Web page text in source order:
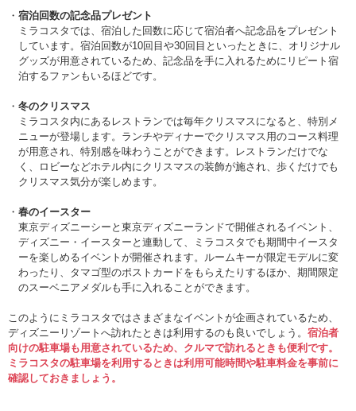
宿泊回数の記念品プレゼント
ミラコスタでは、宿泊した回数に応じて宿泊者へ記念品をプレゼント
しています。宿泊回数が10回目や30回目といったときに、オリジナル
グッズが用意されているため、記念品を手に入れるためにリピート宿
泊するファンもいるほどです。
冬のクリスマス
ミラコスタ内にあるレストランでは毎年クリスマスになると、特別メ
ニューが登場します。ランチやディナーでクリスマス用のコース料理
が用意され、特別感を味わうことができます。レストランだけでな
く、ロビーなどホテル内にクリスマスの装飾が施され、歩くだけでも
クリスマス気分が楽しめます。
春のイースター
東京ディズニーシーと東京ディズニーランドで開催されるイベント、
ディズニー・イースターと連動して、ミラコスタでも期間中イースタ
ーを楽しめるイベントが開催されます。ルームキーが限定モデルに変
わったり、タマゴ型のポストカードをもらえたりするほか、期間限定
のスーベニアメダルも手に入れることができます。
このようにミラコスタではさまざまなイベントが企画されているため、
ディズニーリゾートへ訪れたときは利用するのも良いでしょう。 宿泊者
向けの駐車場も用意されているため、クルマで訪れるときも便利です。
ミラコスタの駐車場を利用するときは利用可能時間や駐車料金を事前に
確認しておきましょう。